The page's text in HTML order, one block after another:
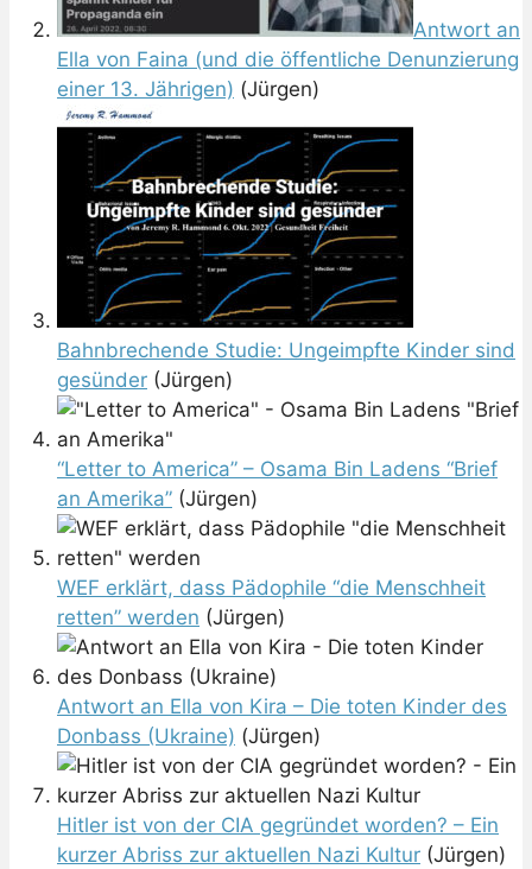
Antwort an
Ella von Faina (und die öffentliche Denunzierung
einer 13. Jährigen) (Jürgen)
Bahnbrechende Studie: Ungeimpfte Kinder sind
gesünder (Jürgen)
“Letter to America” – Osama Bin Ladens “Brief
an Amerika” (Jürgen)
WEF erklärt, dass Pädophile “die Menschheit
retten” werden (Jürgen)
Antwort an Ella von Kira – Die toten Kinder des
Donbass (Ukraine) (Jürgen)
Hitler ist von der CIA gegründet worden? – Ein
kurzer Abriss zur aktuellen Nazi Kultur (Jürgen)